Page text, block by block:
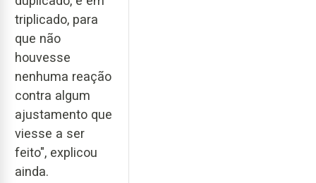
triplicado, para
que não
houvesse
nenhuma reação
contra algum
ajustamento que
viesse a ser
feito", explicou
ainda.